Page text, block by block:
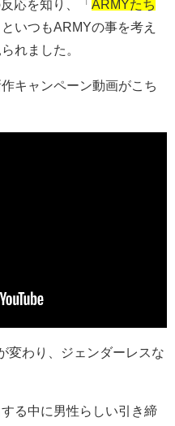
応を知り、「 ARMYたち
といつもARMYの事を考え
れました。
キャンペーン動画がこち
変わり、ジェンダーレスな
る中に男性らしい引き締